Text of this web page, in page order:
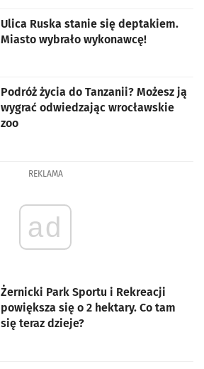
Ulica Ruska stanie się deptakiem.
Miasto wybrało wykonawcę!
Podróż życia do Tanzanii? Możesz ją
wygrać odwiedzając wrocławskie
zoo
REKLAMA
ad
Żernicki Park Sportu i Rekreacji
powiększa się o 2 hektary. Co tam
się teraz dzieje?